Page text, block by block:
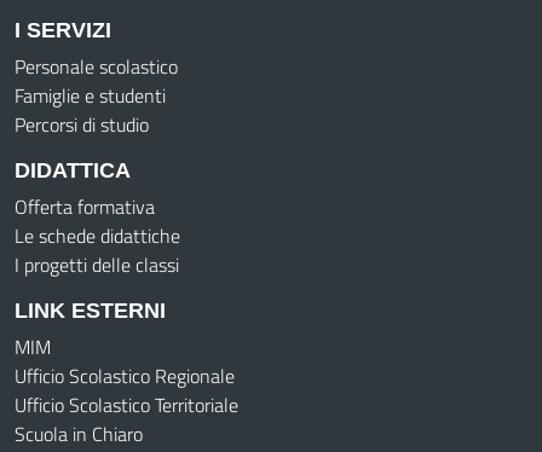
I SERVIZI
Personale scolastico
Famiglie e studenti
Percorsi di studio
DIDATTICA
Offerta formativa
Le schede didattiche
I progetti delle classi
LINK ESTERNI
MIM
Ufficio Scolastico Regionale
Ufficio Scolastico Territoriale
Scuola in Chiaro